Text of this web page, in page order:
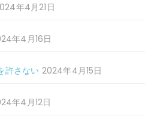
年4月21日
年4月16日
許さない 2024年4月15日
年4月12日